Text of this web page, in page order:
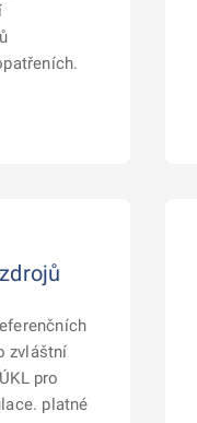
zvláštní
pro
platné